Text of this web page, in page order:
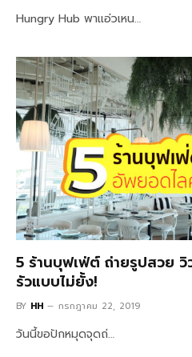
Hungry Hub พาแอ่วเหน…
5 ร้านบุฟเฟ่ต์ ถ่ายรูปสวย
รัวแบบไม่ยั้ง!
BY HH กรกฎาคม 22, 2019
วันนี้ขอปักหมุดจุดถ่…